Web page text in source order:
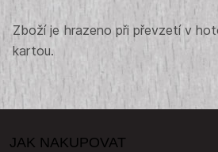
Zboží je hrazeno při převzetí v
kartou.
JAK NAKUPOVAT